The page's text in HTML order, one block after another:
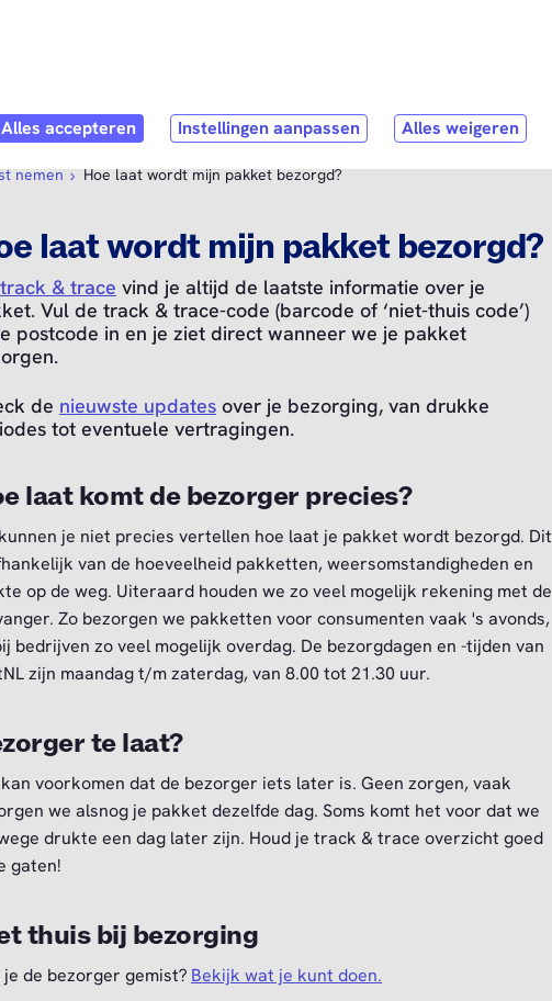
submenuoplossingen Open submenu
Service & Contact
nemen Hoe laat wordt mijn pakket bezorgd?
laat wordt mijn pakket bezorgd?
track & trace vind je altijd de laatste informatie over je
Vul de track & trace-code (barcode of ‘niet-thuis code’)
postcode in en je ziet direct wanneer we je pakket
de nieuwste updates over je bezorging, van drukke
tot eventuele vertragingen.
laat komt de bezorger precies?
je niet precies vertellen hoe laat je pakket wordt bezorgd. Dit
van de hoeveelheid pakketten, weersomstandigheden en
op de weg. Uiteraard houden we zo veel mogelijk rekening met de
Zo bezorgen we pakketten voor consumenten vaak 's avonds,
bedrijven zo veel mogelijk overdag. De bezorgdagen en -tijden van
zijn maandag t/m zaterdag, van 8.00 tot 21.30 uur.
te laat?
voorkomen dat de bezorger iets later is. Geen zorgen, vaak
we alsnog je pakket dezelfde dag. Soms komt het voor dat we
drukte een dag later zijn. Houd je track & trace overzicht goed
gaten!
thuis bij bezorging
je de bezorger gemist? Bekijk wat je kunt doen.